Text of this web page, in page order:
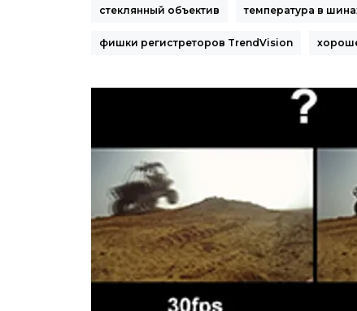
стеклянный объектив температура в
фишки регистреторов TrendVision